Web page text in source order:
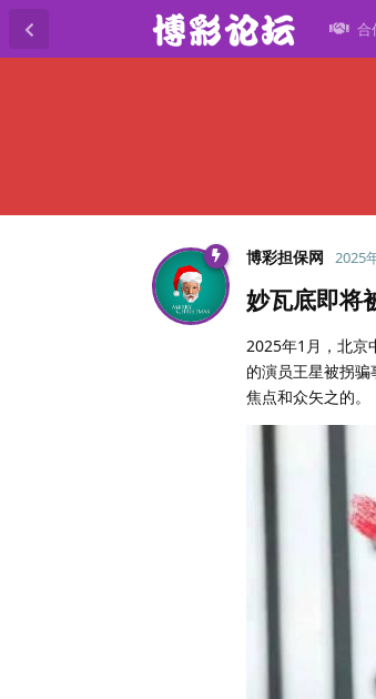
合
博彩担保网 2025
妙瓦底即将
2025年1月，北京
的演员王星被拐骗
焦点和众矢之的。